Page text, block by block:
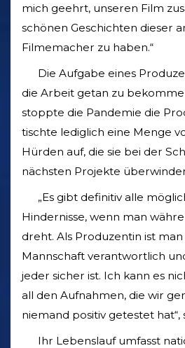
mich geehrt, unseren Film
schönen Geschichten dieser
Filmemacher zu haben.“
Die Aufgabe eines
die Arbeit getan zu
stoppte die Pandemie die
tischte lediglich eine Menge
Hürden auf, die sie bei der
nächsten Projekte
„Es gibt definitiv alle
Hindernisse, wenn man
dreht. Als Produzentin ist
Mannschaft verantwortlich
jeder sicher ist. Ich kann es
all den Aufnahmen, die wir
niemand positiv getestet
Ihr Lebenslauf umfasst